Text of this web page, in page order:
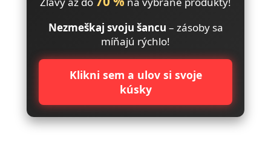
Nezmeškaj svoju šancu – zásoby sa
míňajú rýchlo!
Klikni sem a ulov si svoje
kúsky